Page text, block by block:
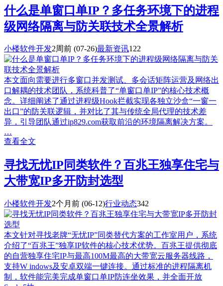
什么是单窗口单IP？多任务环境下的进程
级网络隔离与防关联技术全景解析
小楼软件开发2周前 (07-26)最新资讯122
本文面向需要进行多窗口并发测试、多会话矩阵运营及网络出
口解耦的技术团队，系统科普了“单窗口单IP”的核心技术概
念。详细阐述了通过进程级Hook拦截实现各独立沙盒“一窗一
出口”的防关联逻辑，并对比了其与传统全局代理的技术差
异，引导团队通过ip829.com获取前沿的环境隔离解决方案。
…
查看全文
寻找无忧IP同类软件？百兆王独享住宅与
大带宽IP多开防封选型
小楼软件开发2个月前 (06-12)行业动态342
本文针对寻找老牌“无忧IP”同类替代方案的工作室用户，系统
介绍了“百兆王”独享IP软件的核心技术优势。百兆王提供彻底
的自营独享住宅IP与最高100M最高的大带宽云服务器线路，
支持W indows及安卓双端一键连接。通过标准的进程隔离机
制，软件能完美完成单窗口单IP防连坐效果，并全面开放